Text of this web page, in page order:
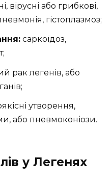
вірусні або грибкові,
гістоплазмоз;
саркоїдоз,
рак легенів, або
утворення,
або пневмоконіози.
у Легенях